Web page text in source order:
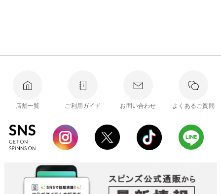
店舗一覧 ご利用ガイド お問い合わせ よくあるご質問